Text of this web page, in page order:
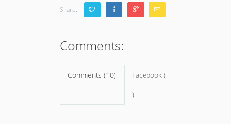
Share:
Comments:
Comments (10) Facebook (
)